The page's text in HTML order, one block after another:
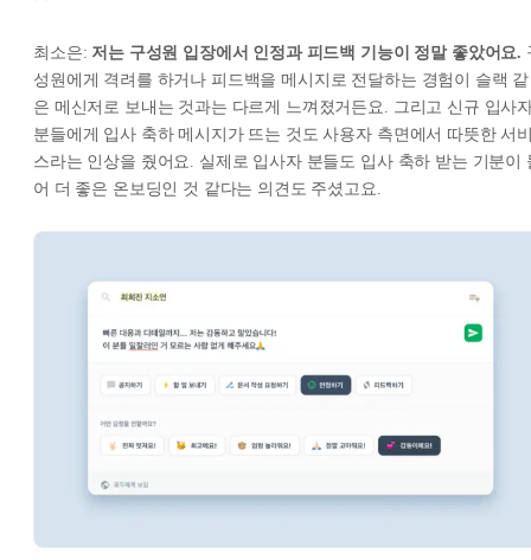
최소은: 저는 구성원 입장에서 인정과 피드백 기능이 정말 좋았어요.
성원에게 격려를 하거나 피드백을 메시지로 전달하는 경험이 슬랙 같
은 메신저로 보내는 것과는 다르게 느껴졌거든요. 그리고 신규 입사
분들에게 입사 축하 메시지가 뜨는 것도 사용자 측면에서 따뜻한 서
스라는 인상을 줬어요. 실제로 입사자 분들도 입사 축하 받는 기분이
어 더 좋은 온보딩인 것 같다는 의견도 주셨고요.